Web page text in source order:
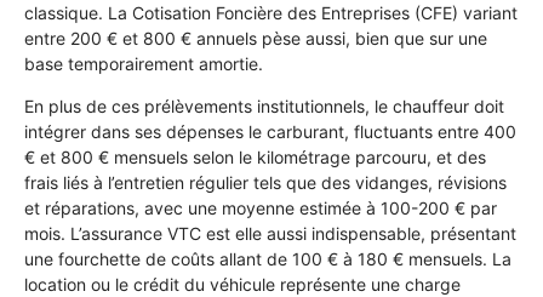
classique. La Cotisation Foncière des Entreprises (CFE) variant
entre 200 € et 800 € annuels pèse aussi, bien que sur une
base temporairement amortie.
En plus de ces prélèvements institutionnels, le chauffeur doit
intégrer dans ses dépenses le carburant, fluctuants entre 400
€ et 800 € mensuels selon le kilométrage parcouru, et des
frais liés à l’entretien régulier tels que des vidanges, révisions
et réparations, avec une moyenne estimée à 100-200 € par
mois. L’assurance VTC est elle aussi indispensable, présentant
une fourchette de coûts allant de 100 € à 180 € mensuels. La
location ou le crédit du véhicule représente une charge